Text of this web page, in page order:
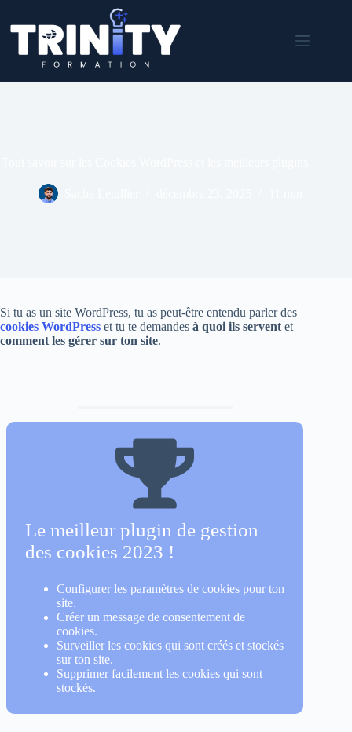
contenu
Si tu as un site WordPress, tu as peut-être entendu parler des
cookies WordPress et tu te demandes à quoi ils servent et
comment les gérer sur ton site.
Le meilleur plugin de gestion
des cookies 2023 !
Configurer les paramètres de cookies pour ton
site.
Créer un message de consentement de
cookies.
Surveiller les cookies qui sont créés et stockés
sur ton site.
Supprimer facilement les cookies qui sont
stockés.